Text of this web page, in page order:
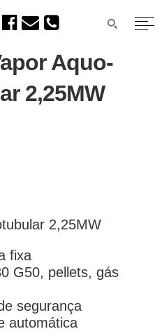
Aquo-
2,25MW
2,25MW
fixa
G50, pellets, gás
segurança
automática